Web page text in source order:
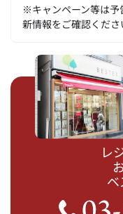
※キャンペーン等は予
新情報をご確認くださ
レ